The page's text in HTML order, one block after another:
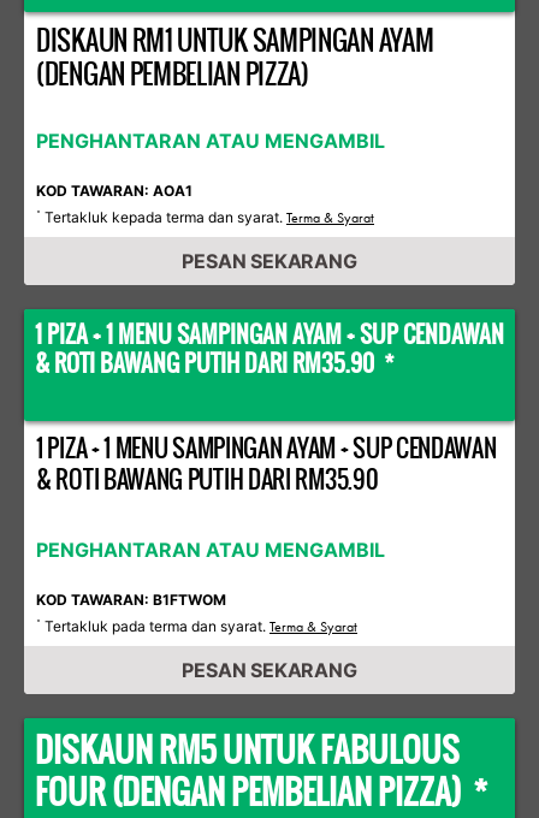
DISKAUN RM1 UNTUK SAMPINGAN AYAM
(DENGAN PEMBELIAN PIZZA)
PENGHANTARAN ATAU MENGAMBIL
KOD TAWARAN: AOA1
* Tertakluk kepada terma dan syarat. Terma & Syarat
PESAN SEKARANG
1 PIZA + 1 MENU SAMPINGAN AYAM + SUP CENDAWAN
& ROTI BAWANG PUTIH DARI RM35.90 *
1 PIZA + 1 MENU SAMPINGAN AYAM + SUP CENDAWAN
& ROTI BAWANG PUTIH DARI RM35.90
PENGHANTARAN ATAU MENGAMBIL
KOD TAWARAN: B1FTWOM
* Tertakluk pada terma dan syarat. Terma & Syarat
PESAN SEKARANG
DISKAUN RM5 UNTUK FABULOUS
FOUR (DENGAN PEMBELIAN PIZZA) *